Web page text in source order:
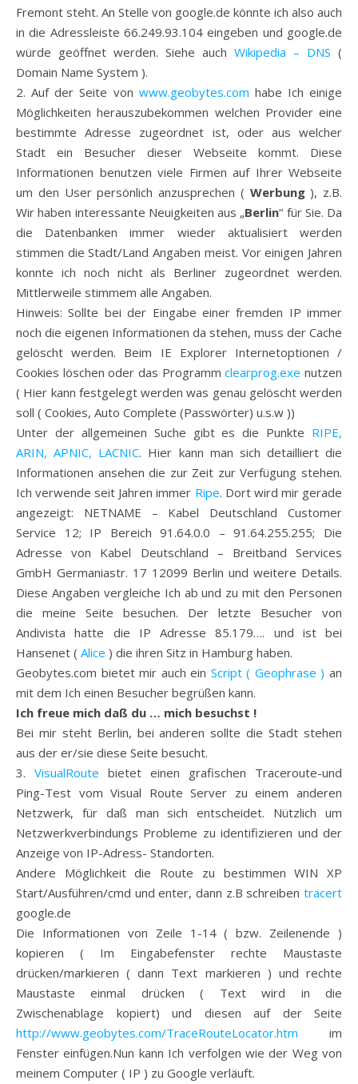
Fremont steht. An Stelle von google.de könnte ich also auch
in die Adressleiste 66.249.93.104 eingeben und google.de
würde geöffnet werden. Siehe auch Wikipedia – DNS (
Domain Name System ).
2. Auf der Seite von www.geobytes.com habe Ich einige
Möglichkeiten herauszubekommen welchen Provider eine
bestimmte Adresse zugeordnet ist, oder aus welcher
Stadt ein Besucher dieser Webseite kommt. Diese
Informationen benutzen viele Firmen auf Ihrer Webseite
um den User persönlich anzusprechen ( Werbung), z.B.
Wir haben interessante Neuigkeiten aus „Berlin“ für Sie. Da
die Datenbanken immer wieder aktualisiert werden
stimmen die Stadt/Land Angaben meist. Vor einigen Jahren
konnte ich noch nicht als Berliner zugeordnet werden.
Mittlerweile stimmem alle Angaben.
Hinweis: Sollte bei der Eingabe einer fremden IP immer
noch die eigenen Informationen da stehen, muss der Cache
gelöscht werden. Beim IE Explorer Internetoptionen /
Cookies löschen oder das Programmclearprog.exe nutzen
( Hier kann festgelegt werden was genau gelöscht werden
soll ( Cookies, Auto Complete (Passwörter) u.s.w ))
Unter der allgemeinen Suche gibt es die Punkte RIPE,
ARIN, APNIC, LACNIC. Hier kann man sich detailliert die
Informationen ansehen die zur Zeit zur Verfügung stehen.
Ich verwende seit Jahren immer Ripe. Dort wird mir gerade
angezeigt: NETNAME – Kabel Deutschland Customer
Service 12; IP Bereich 91.64.0.0 – 91.64.255.255; Die
Adresse von Kabel Deutschland – Breitband Services
GmbH Germaniastr. 17 12099 Berlin und weitere Details.
Diese Angaben vergleiche Ich ab und zu mit den Personen
die meine Seite besuchen. Der letzte Besucher von
Andivista hatte die IP Adresse 85.179…. und ist bei
Hansenet ( Alice ) die ihren Sitz in Hamburg haben.
Geobytes.com bietet mir auch ein Script ( Geophrase ) an
mit dem Ich einen Besucher begrüßen kann.
Ich freue mich daß du … mich besuchst !
Bei mir steht Berlin, bei anderen sollte die Stadt stehen
aus der er/sie diese Seite besucht.
3. VisualRoute bietet einen grafischen Traceroute-und
Ping-Test vom Visual Route Server zu einem anderen
Netzwerk, für daß man sich entscheidet. Nützlich um
Netzwerkverbindungs Probleme zu identifizieren und der
Anzeige von IP-Adress- Standorten.
Andere Möglichkeit die Route zu bestimmen WIN XP
Start/Ausführen/cmd und enter, dann z.B schreiben tracert
google.de
Die Informationen von Zeile 1-14 ( bzw. Zeilenende )
kopieren ( Im Eingabefenster rechte Maustaste
drücken/markieren ( dann Text markieren ) und rechte
Maustaste einmal drücken ( Text wird in die
Zwischenablage kopiert) und diesen auf der Seite
http://www.geobytes.com/TraceRouteLocator.htm im
Fenster einfügen.Nun kann Ich verfolgen wie der Weg von
meinem Computer ( IP ) zu Google verläuft.